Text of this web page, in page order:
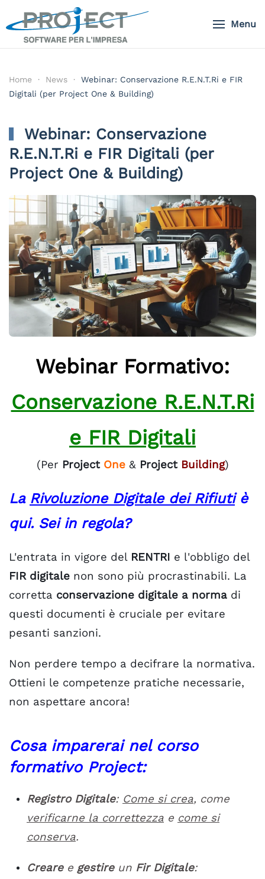
Skip to main content
Menu
Home News
Webinar: Conservazione R.E.N.T.Ri e FIR
Digitali (per Project One & Building)
Webinar: Conservazione
R.E.N.T.Ri e FIR Digitali (per
Project One & Building)
Webinar Formativo:
Conservazione R.E.N.T.Ri
e FIR Digitali
(Per Project One & Project Building)
La Rivoluzione Digitale dei Rifiutiè
qui. Sei in regola?
L'entrata in vigore del RENTRI e l'obbligo del
FIR digitale non sono più procrastinabili. La
corretta conservazione digitale a norma di
questi documenti è cruciale per evitare
pesanti sanzioni.
Non perdere tempo a decifrare la normativa.
Ottieni le competenze pratiche necessarie,
non aspettare ancora!
Cosa imparerai nel corso
formativo Project:
Registro Digitale: Come si crea, come
verificarne la correttezza e come si
conserva.
Crearee gestireun Fir Digitale: